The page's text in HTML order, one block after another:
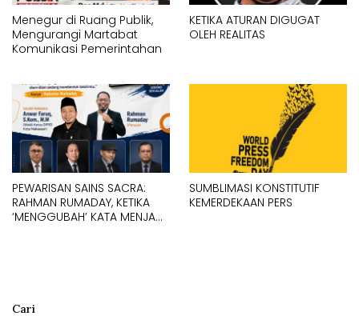
Menegur di Ruang Publik,
Mengurangi Martabat
Komunikasi Pemerintahan
KETIKA ATURAN DIGUGAT
OLEH REALITAS
PEWARISAN SAINS SACRA:
RAHMAN RUMADAY, KETIKA
‘MENGGUBAH’ KATA MENJADI
SUMBLIMASI KONSTITUTIF
KEMERDEKAAN PERS
Cari